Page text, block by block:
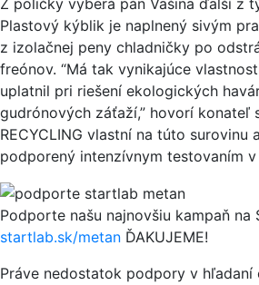
Plastový kýblik je naplnený sivým
z izolačnej peny chladničky po
freónov. “Má tak vynikajúce
uplatnil pri riešení ekologických
gudrónových záťaží,” hovorí konateľ
RECYCLING vlastní na túto surovinu
podporený intenzívnym testovaním
Podporte našu najnovšiu kampaň
startlab.sk/metan ĎAKUJEME!
Práve nedostatok podpory v